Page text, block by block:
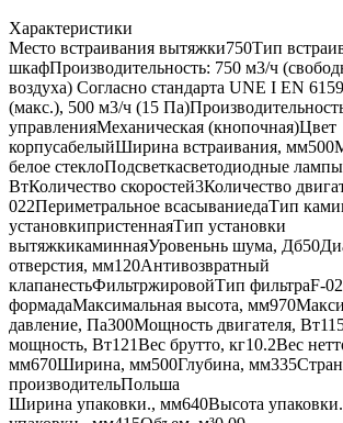
Характеристики
Место встраивания вытяжки750Тип
шкафПроизводительность: 750 м3/ч
воздуха) Согласно стандарта UNE I EN
(макс.), 500 м3/ч (15
управленияМеханическая (кнопочная)Цвет
корпусабелыйШирина встраивания,
белое стеклоПодсветкасветодиодные
ВтКоличество скоростей3Количество
022Периметральное всасываниедаТип
установкипристеннаяТип установки
вытяжкикаминнаяУровеньнь шума,
отверстия, мм120Антивозвратный
клапанестьФильтржировойТип фильтраF-
формадаМаксимальная высота,
давление, Па300Мощность двигателя,
мощность, Вт121Вес брутто, кг10.2Вес
мм670Ширина, мм500Глубина,
производительПольша
Ширина упаковки., мм640Высота